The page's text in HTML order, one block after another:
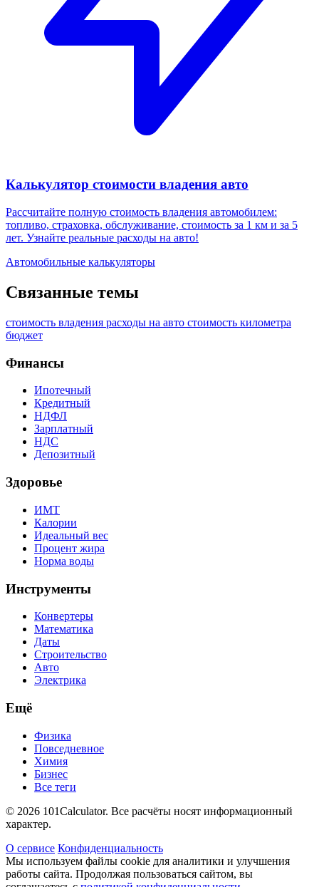
Калькулятор стоимости владения авто
Рассчитайте полную стоимость владения автомобилем:
топливо, страховка, обслуживание, стоимость за 1 км и за 5
лет. Узнайте реальные расходы на авто!
Автомобильные калькуляторы
Связанные темы
стоимость владения расходы на авто стоимость километра
бюджет
Финансы
Ипотечный
Кредитный
НДФЛ
Зарплатный
НДС
Депозитный
Здоровье
ИМТ
Калории
Идеальный вес
Процент жира
Норма воды
Инструменты
Конвертеры
Математика
Даты
Строительство
Авто
Электрика
Ещё
Физика
Повседневное
Химия
Бизнес
Все теги
© 2026 101Calculator. Все расчёты носят информационный
характер.
О сервисе Конфиденциальность
Мы используем файлы cookie для аналитики и улучшения
работы сайта. Продолжая пользоваться сайтом, вы